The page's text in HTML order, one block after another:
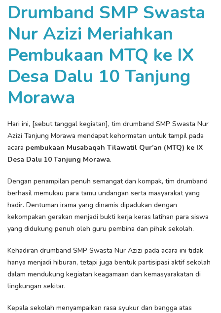
Drumband SMP Swasta
Nur Azizi Meriahkan
Pembukaan MTQ ke IX
Desa Dalu 10 Tanjung
Morawa
Hari ini, [sebut tanggal kegiatan], tim drumband SMP Swasta Nur
Azizi Tanjung Morawa mendapat kehormatan untuk tampil pada
acara pembukaan Musabaqah Tilawatil Qur’an (MTQ) ke IX
Desa Dalu 10 Tanjung Morawa.
Dengan penampilan penuh semangat dan kompak, tim drumband
berhasil memukau para tamu undangan serta masyarakat yang
hadir. Dentuman irama yang dinamis dipadukan dengan
kekompakan gerakan menjadi bukti kerja keras latihan para siswa
yang didukung penuh oleh guru pembina dan pihak sekolah.
Kehadiran drumband SMP Swasta Nur Azizi pada acara ini tidak
hanya menjadi hiburan, tetapi juga bentuk partisipasi aktif sekolah
dalam mendukung kegiatan keagamaan dan kemasyarakatan di
lingkungan sekitar.
Kepala sekolah menyampaikan rasa syukur dan bangga atas